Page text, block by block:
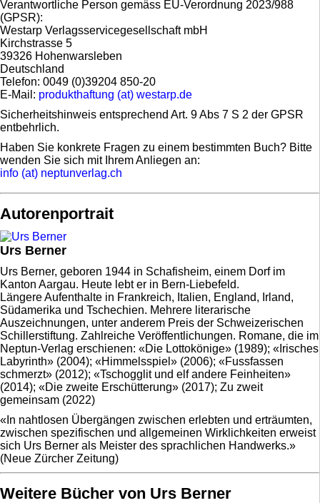
Verantwortliche Person gemäss EU-Verordnung 2023/988
(GPSR):
Westarp Verlagsservicegesellschaft mbH
Kirchstrasse 5
39326 Hohenwarsleben
Deutschland
Telefon: 0049 (0)39204 850-20
E-Mail: produkthaftung (at) westarp.de
Sicherheitshinweis entsprechend Art. 9 Abs 7 S 2 der GPSR
entbehrlich.
Haben Sie konkrete Fragen zu einem bestimmten Buch? Bitte
wenden Sie sich mit Ihrem Anliegen an:
info (at) neptunverlag.ch
Autorenportrait
Urs Berner
Urs Berner, geboren 1944 in Schafisheim, einem Dorf im
Kanton Aargau. Heute lebt er in Bern-Liebefeld.
Längere Aufenthalte in Frankreich, Italien, England, Irland,
Südamerika und Tschechien. Mehrere literarische
Auszeichnungen, unter anderem Preis der Schweizerischen
Schillerstiftung. Zahlreiche Veröffentlichungen. Romane, die im
Neptun-Verlag erschienen: «Die Lottokönige» (1989); «Irisches
Labyrinth» (2004); «Himmelsspiel» (2006); «Fussfassen
schmerzt» (2012); «Tschogglit und elf andere Feinheiten»
(2014); «Die zweite Erschütterung» (2017); Zu zweit
gemeinsam (2022)
«In nahtlosen Übergängen zwischen erlebten und erträumten,
zwischen spezifischen und allgemeinen Wirklichkeiten erweist
sich Urs Berner als Meister des sprachlichen Handwerks.»
(Neue Zürcher Zeitung)
Weitere Bücher von Urs Berner